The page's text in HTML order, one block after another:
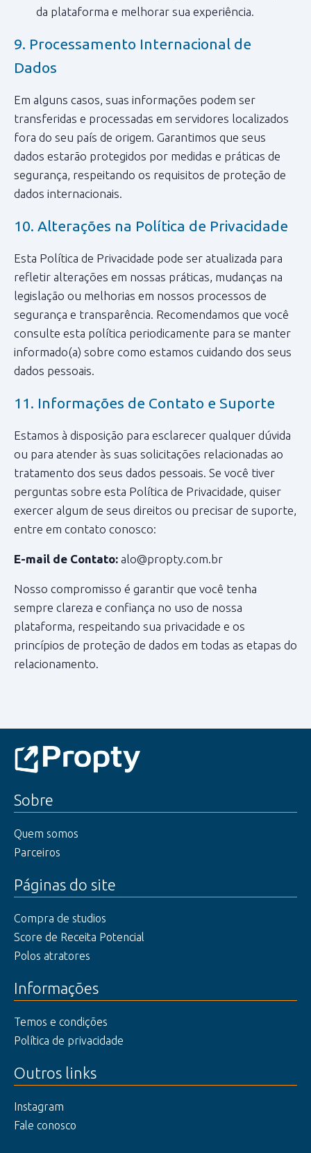
da plataforma e melhorar sua experiência.
9. Processamento Internacional de
Dados
Em alguns casos, suas informações podem ser
transferidas e processadas em servidores localizados
fora do seu país de origem. Garantimos que seus
dados estarão protegidos por medidas e práticas de
segurança, respeitando os requisitos de proteção de
dados internacionais.
10. Alterações na Política de Privacidade
Esta Política de Privacidade pode ser atualizada para
refletir alterações em nossas práticas, mudanças na
legislação ou melhorias em nossos processos de
segurança e transparência. Recomendamos que você
consulte esta política periodicamente para se manter
informado(a) sobre como estamos cuidando dos seus
dados pessoais.
11. Informações de Contato e Suporte
Estamos à disposição para esclarecer qualquer dúvida
ou para atender às suas solicitações relacionadas ao
tratamento dos seus dados pessoais. Se você tiver
perguntas sobre esta Política de Privacidade, quiser
exercer algum de seus direitos ou precisar de suporte,
entre em contato conosco:
E-mail de Contato: alo@propty.com.br
Nosso compromisso é garantir que você tenha
sempre clareza e confiança no uso de nossa
plataforma, respeitando sua privacidade e os
princípios de proteção de dados em todas as etapas do
relacionamento.
Sobre
Quem somos
Parceiros
Páginas do site
Compra de studios
Score de Receita Potencial
Polos atratores
Informações
Temos e condições
Política de privacidade
Outros links
Instagram
Fale conosco